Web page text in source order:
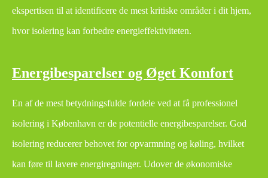
ekspertisen til at identificere de mest kritiske områder i dit hjem,
hvor isolering kan forbedre energieffektiviteten.
Energibesparelser og Øget Komfort
En af de mest betydningsfulde fordele ved at få professionel
isolering i København er de potentielle energibesparelser. God
isolering reducerer behovet for opvarmning og køling, hvilket
kan føre til lavere energiregninger. Udover de økonomiske